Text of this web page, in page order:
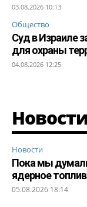
03.08.2026 10:13
Общество
Суд в Израиле
для охраны
04.08.2026 12:25
Новости
Пока мы
ядерное
05.08.2026 18:14